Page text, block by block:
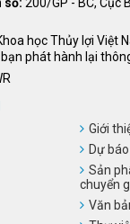
học Thủy lợi Việt
bạn phát hành lại
Giới
Dự
Sản
chuyển
Văn